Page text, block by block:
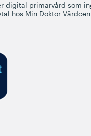
digital primärvård som
hos Min Doktor